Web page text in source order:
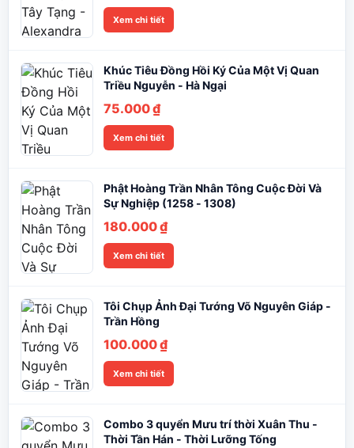
Xem chi tiết
Khúc Tiêu Đồng Hồi Ký Của Một Vị Quan
Triều Nguyễn - Hà Ngại
75.000₫
Xem chi tiết
Phật Hoàng Trần Nhân Tông Cuộc Đời Và
Sự Nghiệp (1258 - 1308)
180.000₫
Xem chi tiết
Tôi Chụp Ảnh Đại Tướng Võ Nguyên Giáp -
Trần Hồng
100.000₫
Xem chi tiết
Combo 3 quyển Mưu trí thời Xuân Thu -
Thời Tần Hán - Thời Lưỡng Tống